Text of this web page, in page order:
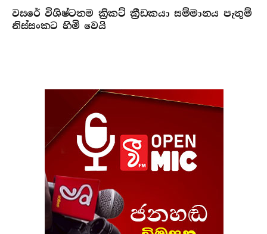
වසරේ විශිෂ්ටතම ක්‍රිකට් ක්‍රීඩකයා සම්මානය පැතුම්
නිස්සංකට හිමි වෙයි